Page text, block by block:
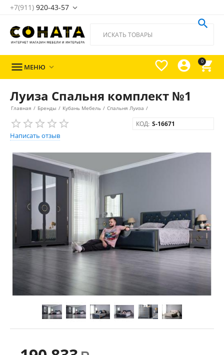
+7(911) 920-43-57 
0




 МЕНЮ 
Луиза Спальня комплект №1
Главная / Бренды / Кубань Мебель / Спальня Луиза /
Написать отзыв
КОД: S-16671